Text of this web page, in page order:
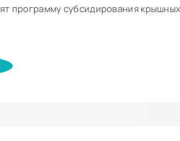
программу субсидирования